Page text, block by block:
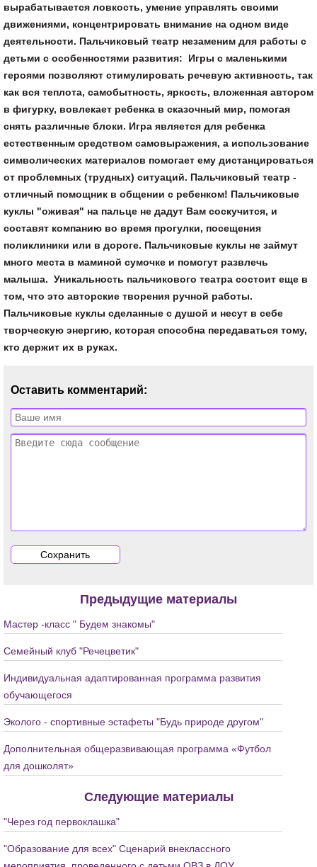
вырабатывается ловкость, умение управлять своими
движениями, концентрировать внимание на одном виде
деятельности. Пальчиковый театр незаменим для работы с
детьми с особенностями развития: Игры с маленькими
героями позволяют стимулировать речевую активность, так
как вся теплота, самобытность, яркость, вложенная автором
в фигурку, вовлекает ребенка в сказочный мир, помогая
снять различные блоки. Игра является для ребенка
естественным средством самовыражения, а использование
символических материалов помогает ему дистанцироваться
от проблемных (трудных) ситуаций. Пальчиковый театр -
отличный помощник в общении с ребенком! Пальчиковые
куклы "оживая" на пальце не дадут Вам соскучится, и
составят компанию во время прогулки, посещения
поликлиники или в дороге. Пальчиковые куклы не займут
много места в маминой сумочке и помогут развлечь
малыша. Уникальность пальчикового театра состоит еще в
том, что это авторские творения ручной работы.
Пальчиковые куклы сделанные с душой и несут в себе
творческую энергию, которая способна передаваться тому,
кто держит их в руках.
Оставить комментарий:
Предыдущие материалы
Мастер -класс " Будем знакомы"
Семейный клуб "Речецветик"
Индивидуальная адаптированная программа развития
обучающегося
Эколого - спортивные эстафеты "Будь природе другом"
Дополнительная общеразвивающая программа «Футбол
для дошколят»
Следующие материалы
"Через год первоклашка"
"Образование для всех" Сценарий внеклассного